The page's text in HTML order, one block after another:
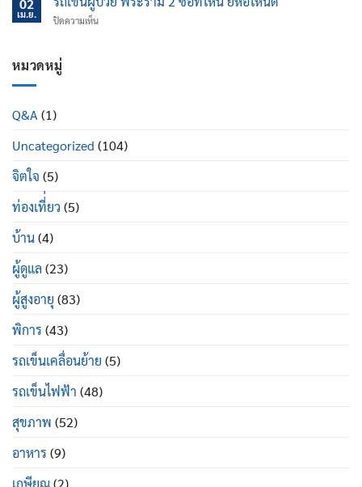
ไหน
นอน
ป้องกัน
ข้อ
บ้าง
02
เม.ย.
ปิดความเห็นบน
ยี่ห้อ
หมวดหมู่
Q&A (1)
Uncategorized (104)
จิตใจ (5)
ท่องเที่่ยว (5)
บ้าน(4)
ผู้ดูแล (23)
ผู้สูงอายุ (83)
พิการ (43)
รถเข็นเคลื่อนย้าย (5)
รถเข็นไฟฟ้า (48)
สุขภาพ (52)
อาหาร (9)
เกษียณ(2)